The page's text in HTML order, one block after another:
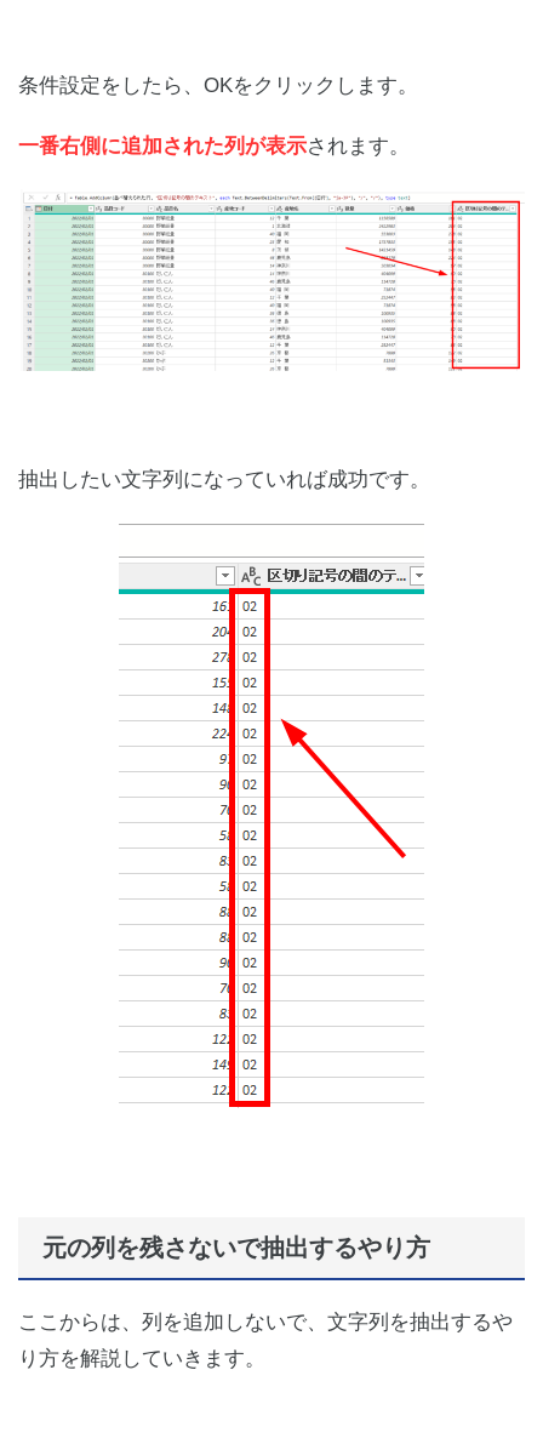
条件設定をしたら、OKをクリックします。
一番右側に追加された列が表示されます。
抽出したい文字列になっていれば成功です。
元の列を残さないで抽出するやり方
ここからは、列を追加しないで、文字列を抽出するや
り方を解説していきます。